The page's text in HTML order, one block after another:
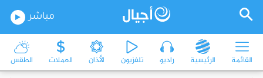
مباشر
القائمة الرئيسية راديو تلفزيون الأذان العملات الطقس